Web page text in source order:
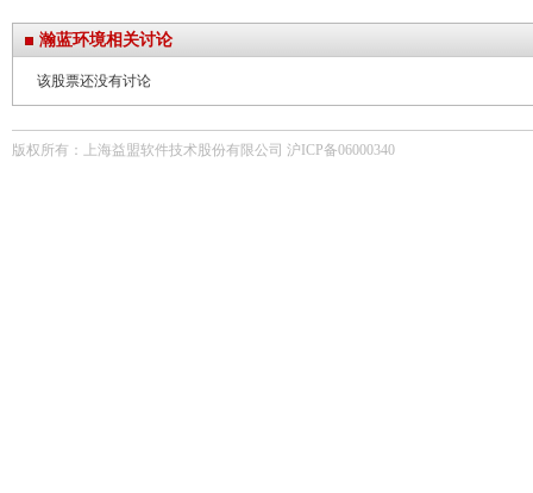
瀚蓝环境相关讨论
该股票还没有讨论
版权所有：上海益盟软件技术股份有限公司 沪ICP备06000340